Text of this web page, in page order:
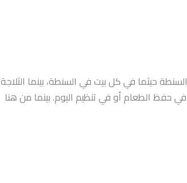
حيثما في كل بيت في السنطة، بينما الثلاجة
حفظ الطعام أو في تنظيم اليوم. بينما من هنا